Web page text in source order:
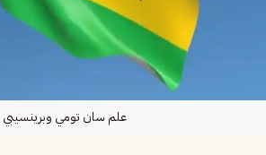
علم سان تومي وبرينسيبي